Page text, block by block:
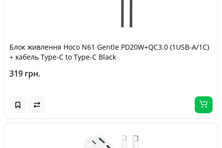
Блок живлення Hoco N61 Gentle PD20W+QC3.0 (1USB-A/1C)
+ кабель Type-C to Type-C Black
319 грн.